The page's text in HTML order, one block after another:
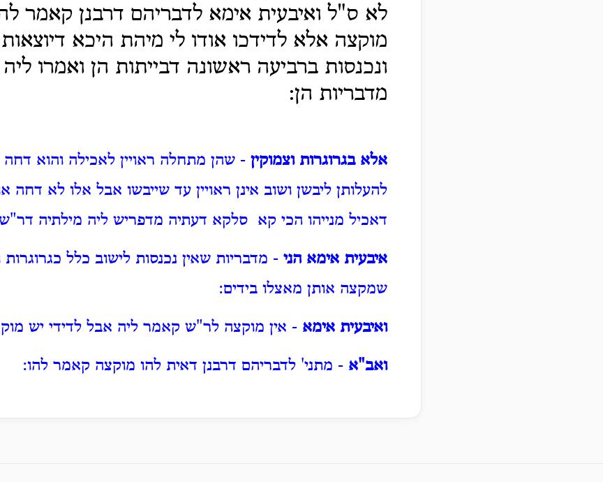
לא ס"ל ואיבעית אימא לדבריהם דרבנן קאמר
מוקצה אלא לדידכו אודו לי מיהת היכא
ונכנסות ברביעה ראשונה דבייתות הן ואמרו
מדבריות הן:
אלא בגרוגרות וצמוקין - שהן מתחלה ראויין לאכילה והוא דחה
להעלותן ליבשן ושוב אינן ראויין עד שייבשו אבל אלו לא דחה
דאכיל מנייהו הכי קא סלקא דעתיה מדפריש ליה מילתיה
איבעית אימא הני - מדבריות שאין נכנסות לישוב כלל כגרוגרות
שמקצה אותן מאצלו בידים:
ואיבעית אימא - אין מוקצה לר"ש קאמר ליה אבל לדידי יש
ואב"א - מתני' לדבריהם דרבנן דאית להו מוקצה קאמר להו: